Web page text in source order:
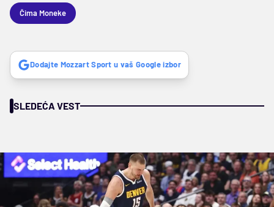
Čima Moneke
Dodajte Mozzart Sport u vaš Google izbor
SLEDEĆA VEST